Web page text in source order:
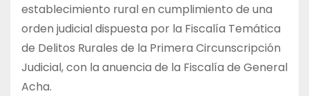
establecimiento rural en cumplimiento de una
orden judicial dispuesta por la Fiscalía Temática
de Delitos Rurales de la Primera Circunscripción
Judicial, con la anuencia de la Fiscalía de General
Acha.